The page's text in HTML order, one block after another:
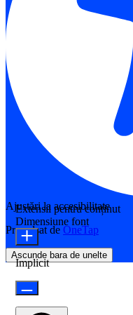
Ajustări la accesibilitate
Propulsat de OneTap
Ascunde bara de unelte
Extensii pentru conținut
Dimensiune font
Implicit